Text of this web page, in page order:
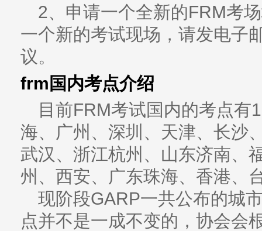
2、申请一个全新的FRM考
一个新的考试现场，请发电子
议。
frm国内考点介绍
目前FRM考试国内的考点有
海、广州、深圳、天津、长沙
武汉、浙江杭州、山东济南、
州、西安、广东珠海、香港、
现阶段GARP一共公布的城
点并不是一成不变的，协会会